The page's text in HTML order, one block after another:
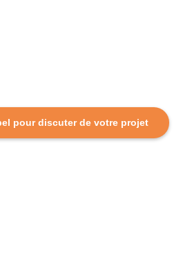
pour discuter de votre projet